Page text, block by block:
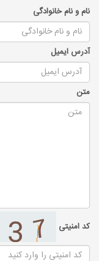
نام و نام خانوادگی
آدرس ایمیل
متن
کد امنیتی